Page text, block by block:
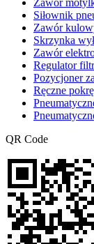
Siłownik
Zawór
Skrzynka
Zawór
Regulator
Pozycjoner
Ręczne
QR Code